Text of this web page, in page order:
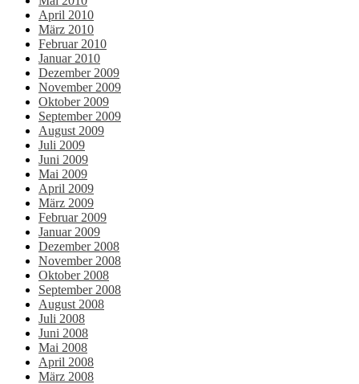
April 2010
März 2010
Februar 2010
Januar 2010
Dezember 2009
November 2009
Oktober 2009
September 2009
August 2009
Juli 2009
Juni 2009
Mai 2009
April 2009
März 2009
Februar 2009
Januar 2009
Dezember 2008
November 2008
Oktober 2008
September 2008
August 2008
Juli 2008
Juni 2008
Mai 2008
April 2008
März 2008